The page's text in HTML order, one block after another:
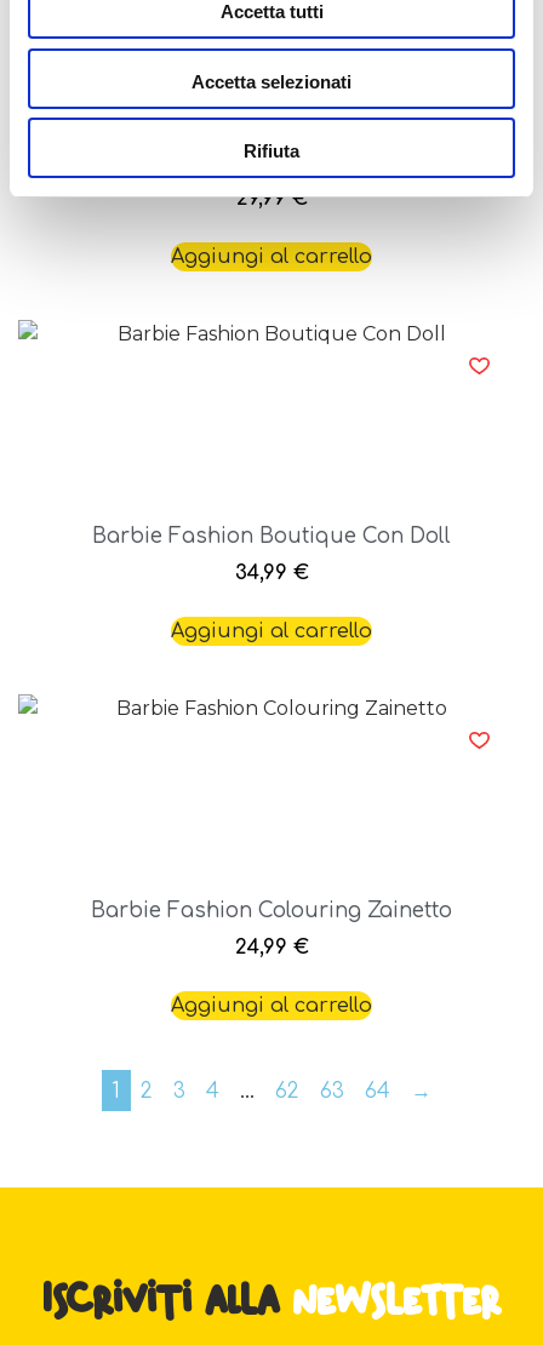
Accetta tutti
Accetta selezionati
Rifiuta
Barbie Fashion Bluetooth Headphones
29,99€
Aggiungi al carrello
Barbie Fashion Boutique Con Doll
34,99 €
Aggiungi al carrello
Barbie Fashion Colouring Zainetto
24,99 €
Aggiungi al carrello
1 2 3 4 … 62 63 64 →
Iscriviti alla newsletter